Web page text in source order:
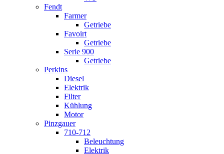
Fendt
Farmer
Getriebe
Favoirt
Getriebe
Serie 900
Getriebe
Perkins
Diesel
Elektrik
Filter
Kühlung
Motor
Pinzgauer
710-712
Beleuchtung
Elektrik